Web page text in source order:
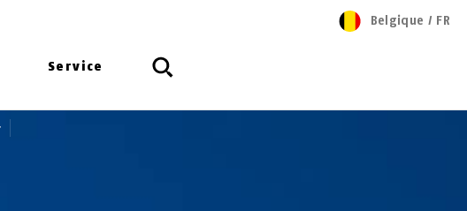
Service
Belgique / FR